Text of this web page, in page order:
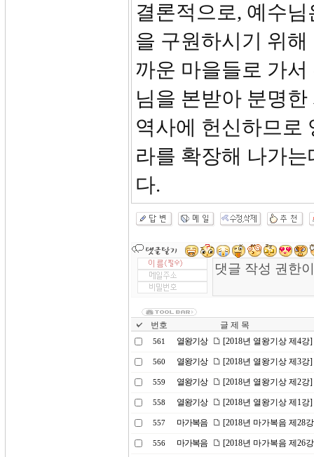
결론적으로, 예수
을 구원하시기 위
까운 마을들로 가
님을 본받아 분명
역사에 헌신하므로
라를 확장해 나가
다.
번호 글 제 목
561 열왕기상 [2018년 열왕기상 제4
560 열왕기상 [2018년 열왕기상 제3
559 열왕기상 [2018년 열왕기상 제2
558 열왕기상 [2018년 열왕기상 제1
557 마가복음 [2018년 마가복음 제28
556 마가복음 [2018년 마가복음 제26